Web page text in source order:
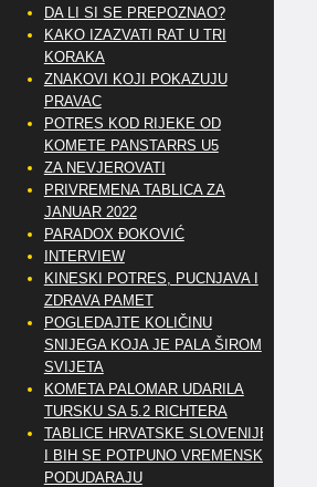
DA LI SI SE PREPOZNAO?
KAKO IZAZVATI RAT U TRI
KORAKA
ZNAKOVI KOJI POKAZUJU
PRAVAC
POTRES KOD RIJEKE OD
KOMETE PANSTARRS U5
ZA NEVJEROVATI
PRIVREMENA TABLICA ZA
JANUAR 2022
PARADOX ĐOKOVIĆ
INTERVIEW
KINESKI POTRES, PUCNJAVA I
ZDRAVA PAMET
POGLEDAJTE KOLIČINU
SNIJEGA KOJA JE PALA ŠIROM
SVIJETA
KOMETA PALOMAR UDARILA
TURSKU SA 5.2 RICHTERA
TABLICE HRVATSKE SLOVENIJE
I BIH SE POTPUNO VREMENSKI
PODUDARAJU